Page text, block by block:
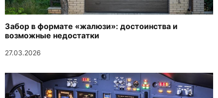
Забор в формате «жалюзи»: достоинства и
возможные недостатки
27.03.2026